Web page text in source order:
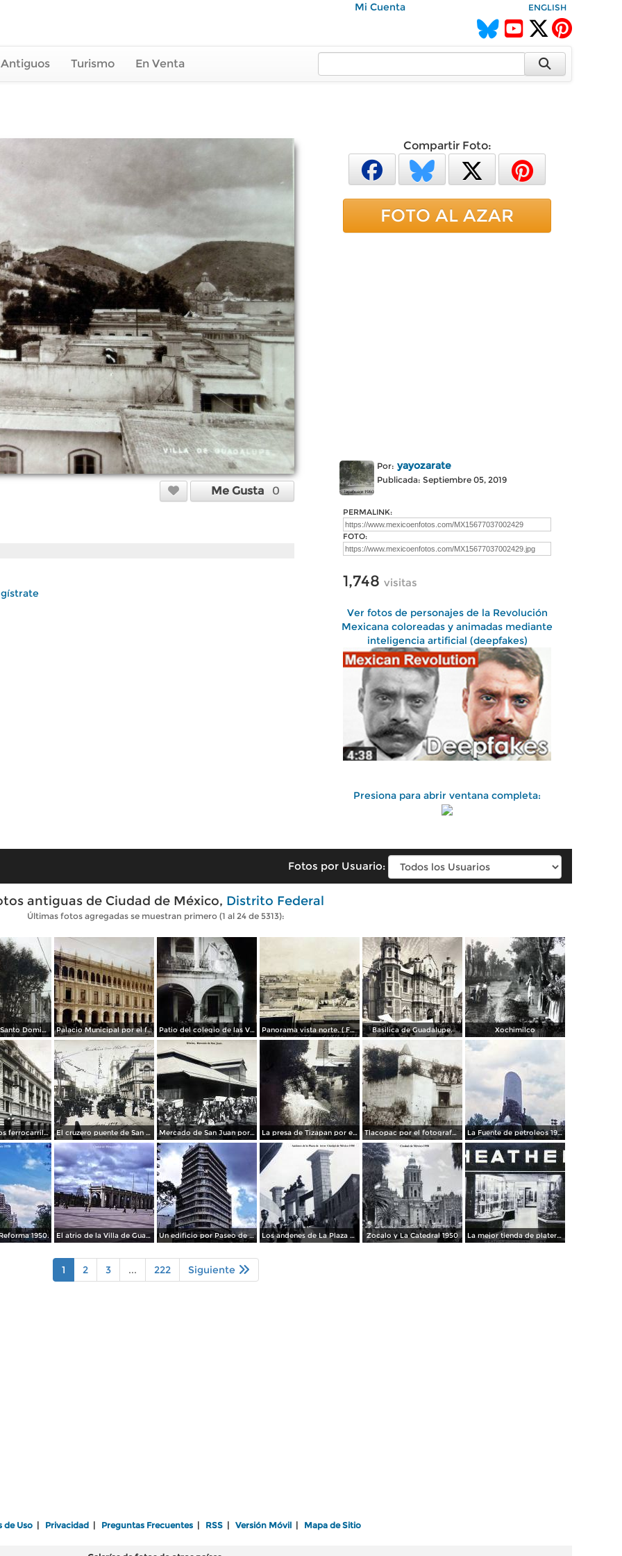
Mi Cuenta ENGLISH
Turismo En Venta
Me Gusta 0
Compartir Foto:
FOTO AL AZAR
Por: yayozarate
Publicada: Septiembre 05, 2019
PERMALINK:
FOTO:
1,748 visitas
Ver fotos de personajes de la Revolución
Mexicana coloreadas y animadas mediante
inteligencia artificial (deepfakes)
Presiona para abrir ventana completa:
Fotos por Usuario:
antiguas de Ciudad de México, Distrito Federal
Últimas fotos agregadas se muestran primero (1 al 24 de 5313):
La Iglesia de Santo Domingo. Palacio Municipal por el fotografo Hugo Brehme.. Patio del colegio de las Vizcainas por el fotografo Hugo Brehme. Panorama vista norte. ( Fechada el 20 de Junio de 1905 ). Basilica de Guadalupe. Xochimilco
Edicicio de los ferrocarriles. El cruzero puente de San Francisco y Guardiola por el fotografo Felix Miret. Mercado de San Juan por el fotografo Felix Miret La presa de Tizapan por el fotografo Fernando Kososky. ( Circulada el 22 de Diembre de 1910 ). Tlacopac por el fotografo Hugo Brehme. La Fuente de petroleos 1950.
1950. El atrio de la Villa de Guadalupe 1950. Un edificio por Paseo de La Reforma 1950 Los andenes de La Plaza de toros Ciudad de México 1950 Zocalo y La Catedral 1950 La mejor tienda de plateria.
1 2 3 ... 222 Siguiente
de Uso Privacidad Preguntas Frecuentes RSS Versión Móvil Mapa de Sitio